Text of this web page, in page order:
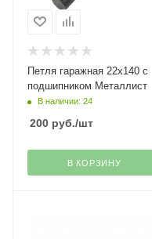
Петля гаражная 22х140 с
подшипником Металлист
В наличии: 24
200 руб./шт
В КОРЗИНУ